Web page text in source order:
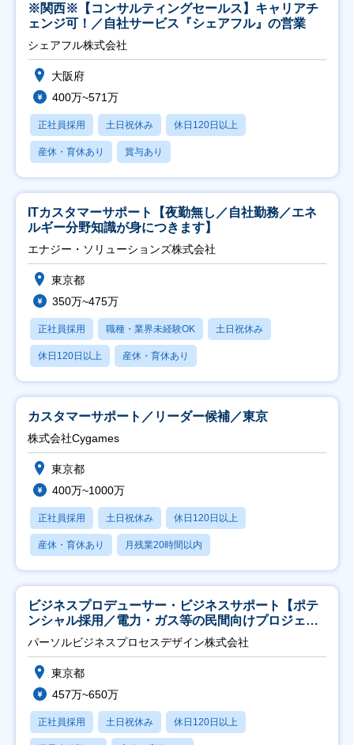
※関西※【コンサルティングセールス】キャリアチ
ェンジ可！／自社サービス『シェアフル』の営業
シェアフル株式会社
大阪府
400万~571万
正社員採用 土日祝休み 休日120日以上
産休・育休あり 賞与あり
ITカスタマーサポート【夜勤無し／自社勤務／エネ
ルギー分野知識が身につきます】
エナジー・ソリューションズ株式会社
東京都
350万~475万
正社員採用 職種・業界未経験OK 土日祝休み
休日120日以上 産休・育休あり
カスタマーサポート／リーダー候補／東京
株式会社Cygames
東京都
400万~1000万
正社員採用 土日祝休み 休日120日以上
産休・育休あり 月残業20時間以内
ビジネスプロデューサー・ビジネスサポート【ポテ
ンシャル採用／電力・ガス等の民間向けプロジェク
ト推進】
パーソルビジネスプロセスデザイン株式会社
東京都
457万~650万
正社員採用 土日祝休み 休日120日以上